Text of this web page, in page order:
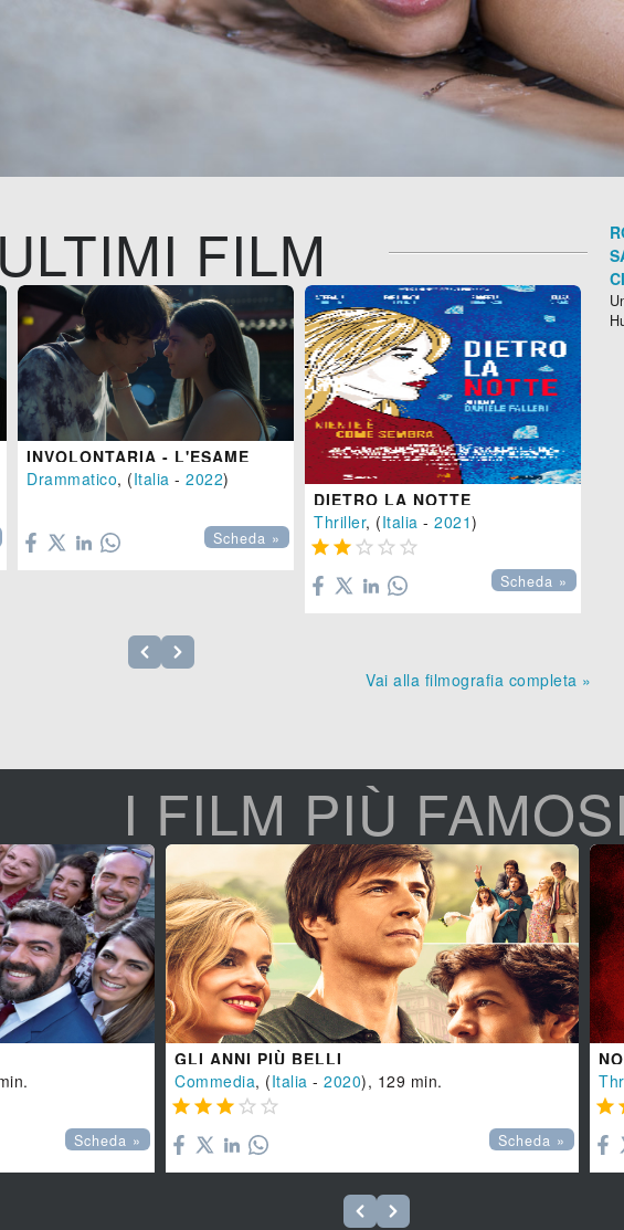
ULTIMI FILM
), 110 min.
INVOLONTARIA - L'ESAME
Drammatico, (Italia - 2022)
Scheda »
DIETRO LA NOTTE
Thriller, (Italia - 2021)
    
Scheda »
Vai alla filmografia completa »
I FILM PIÙ FAMOSI
Scheda »
GLI ANNI PIÙ BELLI
Commedia, (Italia - 2020), 129 min.
    
Scheda »
